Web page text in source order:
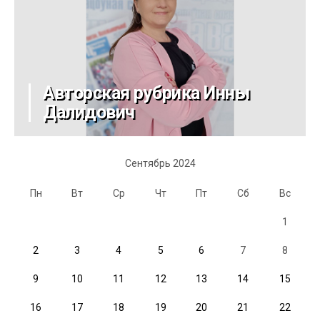
Авторская рубрика Инны
Далидович
Сентябрь 2024
Пн Вт Ср Чт Пт Сб Вс
1
2 3 4 5 6 7 8
9 10 11 12 13 14 15
16 17 18 19 20 21 22